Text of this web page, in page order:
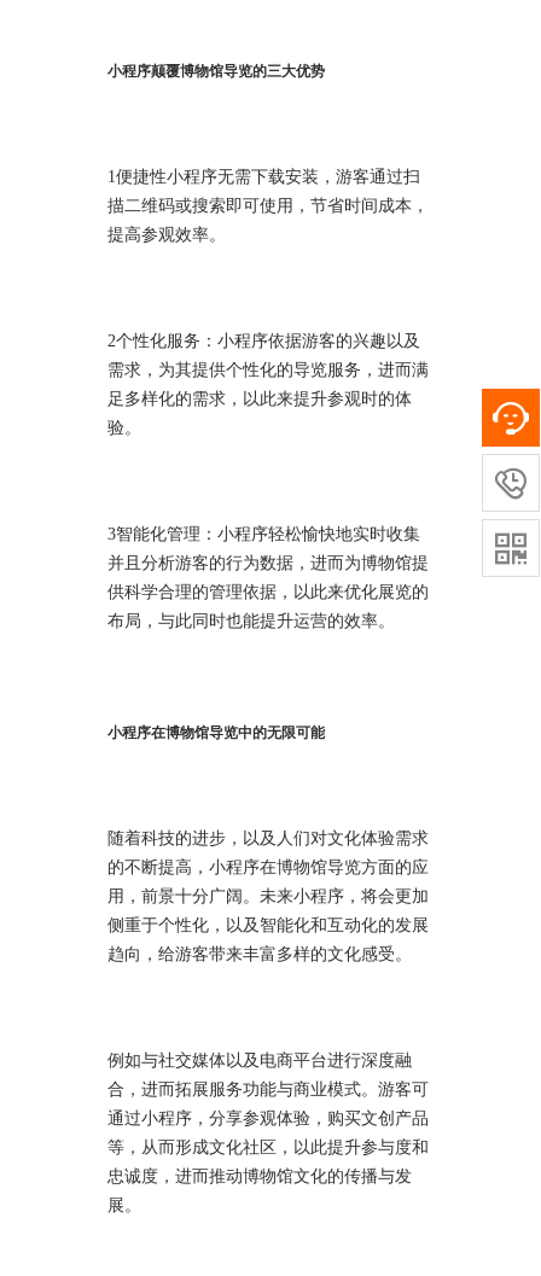
小程序颠覆博物馆导览的三大优势
1便捷性小程序无需下载安装，游客通过扫
描二维码或搜索即可使用，节省时间成本，
提高参观效率。
2个性化服务：小程序依据游客的兴趣以及
需求，为其提供个性化的导览服务，进而满
足多样化的需求，以此来提升参观时的体
验。
3智能化管理：小程序轻松愉快地实时收集
并且分析游客的行为数据，进而为博物馆提
供科学合理的管理依据，以此来优化展览的
布局，与此同时也能提升运营的效率。
小程序在博物馆导览中的无限可能
随着科技的进步，以及人们对文化体验需求
的不断提高，小程序在博物馆导览方面的应
用，前景十分广阔。未来小程序，将会更加
侧重于个性化，以及智能化和互动化的发展
趋向，给游客带来丰富多样的文化感受。
例如与社交媒体以及电商平台进行深度融
合，进而拓展服务功能与商业模式。游客可
通过小程序，分享参观体验，购买文创产品
等，从而形成文化社区，以此提升参与度和
忠诚度，进而推动博物馆文化的传播与发
展。

